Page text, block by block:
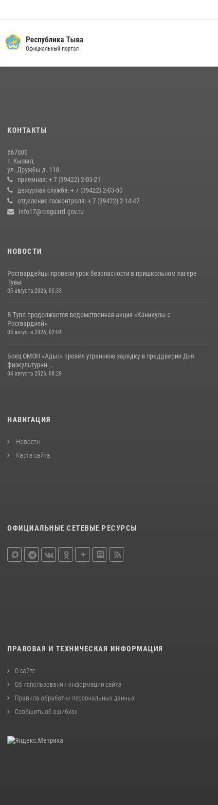
23 июля 2026, 04:57
Чемпионата по лёгкой атлетике Наадым-2026
21 июля 2026, 04:59
Росгвардия совместно ГИМС МЧС Тувы провела профилактические
мероприятия на территории Бай-Тайгинского района
13 июля 2026, 08:55
Кызылчанин поблагодарил сотрудников Росгвардии за
оперативное реагирование в решении конфликтной ситуации
Республика Тыва
Официальный портал
КОНТАКТЫ
667000
г. Кызыл,
ул. Дружбы д. 118
приемная: + 7 (39422) 2-03-21
дежурная служба: + 7 (39422) 2-03-50
отделение госконтроля: + 7 (39422) 2-14-47
info17@rosguard.gov.ru
НОВОСТИ
Росгвардейцы провели урок безопасности в пришкольном лагере
Тувы
05 августа 2026, 05:33
В Туве продолжается ведомственная акция «Каникулы с
Росгвардией»
05 августа 2026, 02:04
Боец ОМОН «Адыг» провёл утреннюю зарядку в преддверии Дня
физкультурни...
04 августа 2026, 08:28
НАВИГАЦИЯ
Новости
Карта сайта
ОФИЦИАЛЬНЫЕ СЕТЕВЫЕ РЕСУРСЫ
ПРАВОВАЯ И ТЕХНИЧЕСКАЯ ИНФОРМАЦИЯ
О сайте
Об использовании информации сайта
Правила обработки персональных данных
Сообщить об ошибках